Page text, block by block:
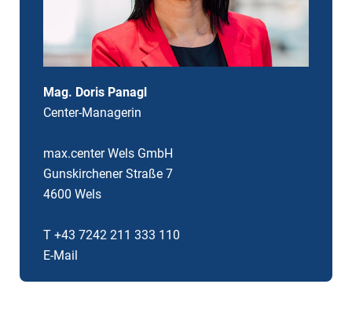
Mag. Doris Panagl
Center-Managerin
max.center Wels GmbH
Gunskirchener Straße 7
4600 Wels
T +43 7242 211 333 110
E-Mail